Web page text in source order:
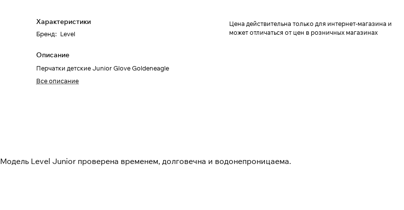
Характеристики
Бренд: Level
Описание
Перчатки детские Junior Glove Goldeneagle
Все описание
Цена действительна только для интернет-магазина и
может отличаться от цен в розничных магазинах
Модель Level Junior проверена временем, долговечна и водонепроницаема.